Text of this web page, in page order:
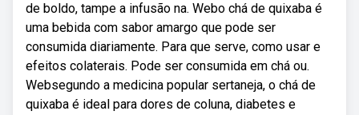
de boldo, tampe a infusão na. Webo chá de quixaba é
uma bebida com sabor amargo que pode ser
consumida diariamente. Para que serve, como usar e
efeitos colaterais. Pode ser consumida em chá ou.
Websegundo a medicina popular sertaneja, o chá de
quixaba é ideal para dores de coluna, diabetes e